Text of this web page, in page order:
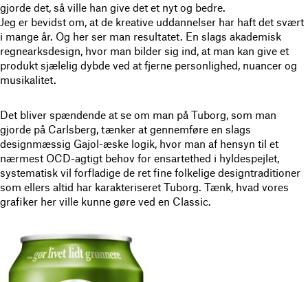
gjorde det, så ville han give det et nyt og bedre.
Jeg er bevidst om, at de kreative uddannelser har haft det svært
i mange år. Og her ser man resultatet. En slags akademisk
regnearksdesign, hvor man bilder sig ind, at man kan give et
produkt sjælelig dybde ved at fjerne personlighed, nuancer og
musikalitet.
Det bliver spændende at se om man på Tuborg, som man
gjorde på Carlsberg, tænker at gennemføre en slags
designmæssig Gajol-æske logik, hvor man af hensyn til et
nærmest OCD-agtigt behov for ensartethed i hyldespejlet,
systematisk vil forfladige de ret fine folkelige designtraditioner
som ellers altid har karakteriseret Tuborg. Tænk, hvad vores
grafiker her ville kunne gøre ved en Classic.